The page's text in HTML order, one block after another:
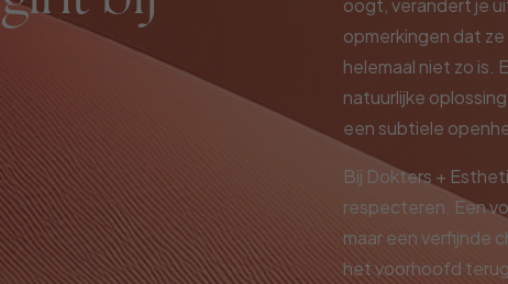
oogt, verandert je
opmerkingen dat
helemaal niet zo is.
natuurlijke
een subtiele
Bij Dokters +
respecteren. Een
maar een verfijnde
het voorhoofd